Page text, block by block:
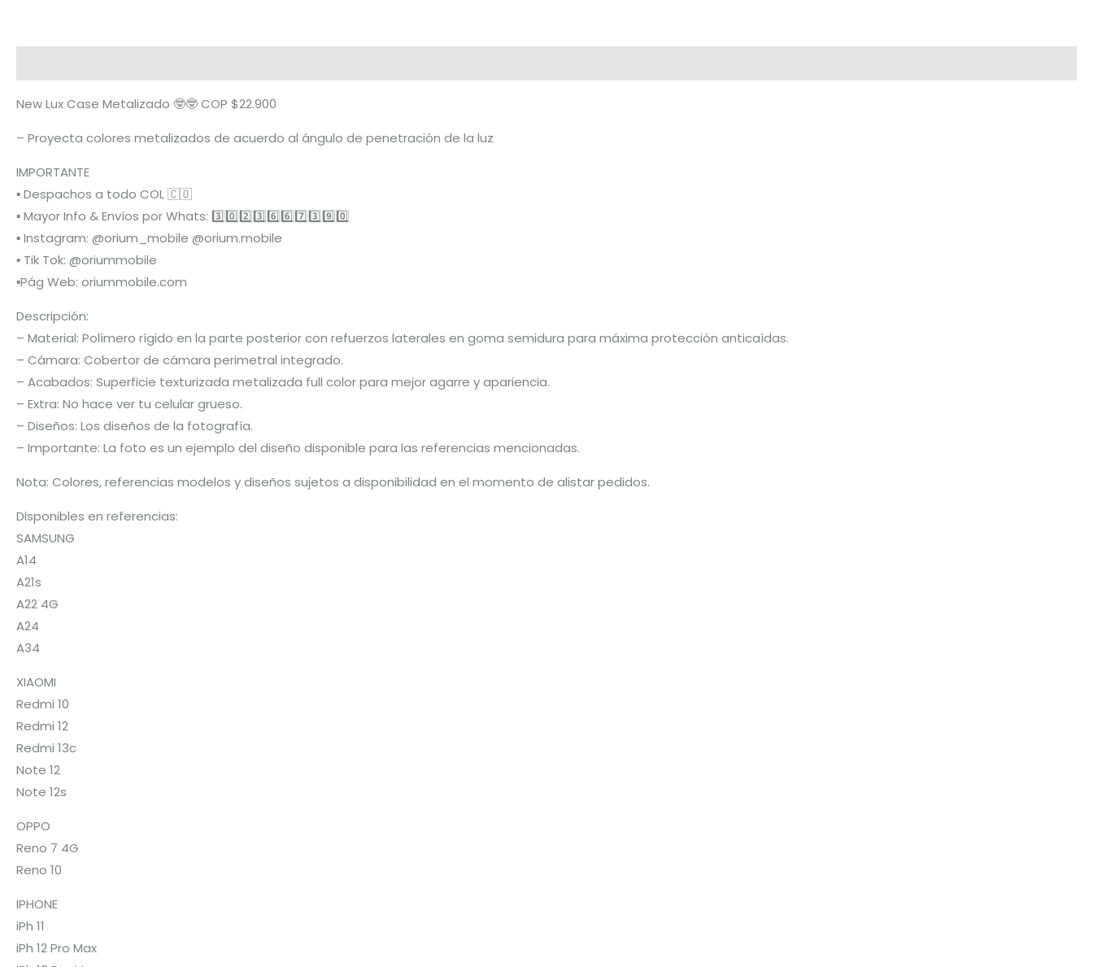
New Lux Case Metalizado 🤓🤓 COP $22.900
– Proyecta colores metalizados de acuerdo al ángulo de penetración de la luz
IMPORTANTE
▪️ Despachos a todo COL 🇨🇴
▪️ Mayor Info & Envíos por Whats: 3️⃣0️⃣2️⃣3️⃣6️⃣6️⃣7️⃣3️⃣9️⃣0️⃣
▪️ Instagram: @orium_mobile @orium.mobile
▪️ Tik Tok: @oriummobile
▪️Pág Web: oriummobile.com
Descripción:
– Material: Polímero rígido en la parte posterior con refuerzos laterales en goma semidura para máxima protección anticaídas.
– Cámara: Cobertor de cámara perimetral integrado.
– Acabados: Superficie texturizada metalizada full color para mejor agarre y apariencia.
– Extra: No hace ver tu celular grueso.
– Diseños: Los diseños de la fotografía.
– Importante: La foto es un ejemplo del diseño disponible para las referencias mencionadas.
Nota: Colores, referencias modelos y diseños sujetos a disponibilidad en el momento de alistar pedidos.
Disponibles en referencias:
SAMSUNG
A14
A21s
A22 4G
A24
A34
XIAOMI
Redmi 10
Redmi 12
Redmi 13c
Note 12
Note 12s
OPPO
Reno 7 4G
Reno 10
IPHONE
iPh 11
iPh 12 Pro Max